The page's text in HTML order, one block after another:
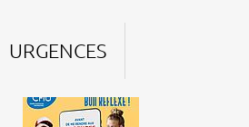
URGENCES